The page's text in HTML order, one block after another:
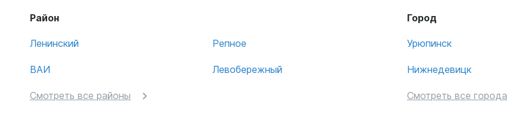
Район
Ленинский
ВАИ
Репное
Левобережный
Смотреть все районы
Город
Урюпинск
Нижнедевицк
Смотреть все города